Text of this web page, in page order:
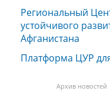
Региональный
устойчивого
Афганистана
Платформа ЦУР
Архив новостей